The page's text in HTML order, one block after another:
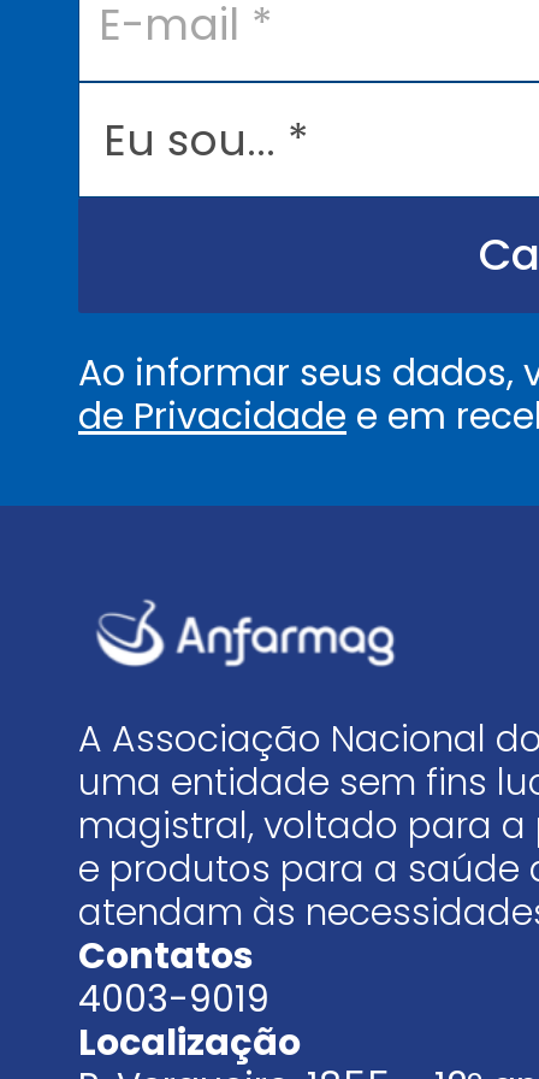
lE
.
Ao informar seus
de Privacidade e em
A Associação Nacional
uma entidade sem fins
magistral, voltado para
e produtos para a saúde
atendam às
Contatos
4003-9019
Localização